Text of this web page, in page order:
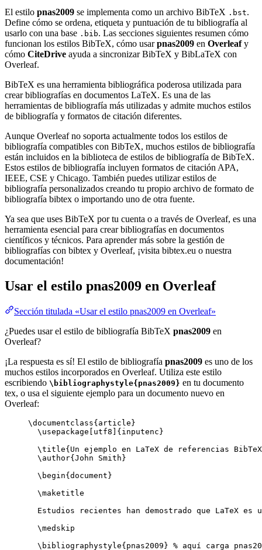
El estilo pnas2009 se implementa como un archivo BibTeX .bst.
Define cómo se ordena, etiqueta y puntuación de tu bibliografía al
usarlo con una base .bib. Las secciones siguientes resumen cómo
funcionan los estilos BibTeX, cómo usarpnas2009 en Overleafy
cómo CiteDrive ayuda a sincronizar BibTeX y BibLaTeX con
Overleaf.
BibTeX es una herramienta bibliográfica poderosa utilizada para
crear bibliografías en documentos LaTeX. Es una de las
herramientas de bibliografía más utilizadas y admite muchos estilos
de bibliografía y formatos de citación diferentes.
Aunque Overleaf no soporta actualmente todos los estilos de
bibliografía compatibles con BibTeX, muchos estilos de bibliografía
están incluidos en la biblioteca de estilos de bibliografía de BibTeX.
Estos estilos de bibliografía incluyen formatos de citación APA,
IEEE, CSE y Chicago. También puedes utilizar estilos de
bibliografía personalizados creando tu propio archivo de formato de
bibliografía bibtex o importando uno de otra fuente.
Ya sea que uses BibTeX por tu cuenta o a través de Overleaf, es una
herramienta esencial para crear bibliografías en documentos
científicos y técnicos. Para aprender más sobre la gestión de
bibliografías con bibtex y Overleaf, ¡visita bibtex.eu o nuestra
documentación!
Usar el estilo pnas2009 en Overleaf
Sección titulada «Usar el estilo pnas2009 en Overleaf»
¿Puedes usar el estilo de bibliografía BibTeX pnas2009 en
Overleaf?
¡La respuesta es sí! El estilo de bibliografía pnas2009 es uno de los
muchos estilos incorporados en Overleaf. Utiliza este estilo
escribiendo \bibliographystyle{pnas2009} en tu documento
tex, o usa el siguiente ejemplo para un documento nuevo en
Overleaf:
\documentclass{ article }
\usepackage
utf8 ]{ inputenc }
\title{Un ejemplo en LaTeX de referencias
\author{John Smith}
\begin{ document }
\maketitle
Estudios recientes han demostrado que LaTeX
\medskip
\bibliographystyle{pnas2009} % aquí carga